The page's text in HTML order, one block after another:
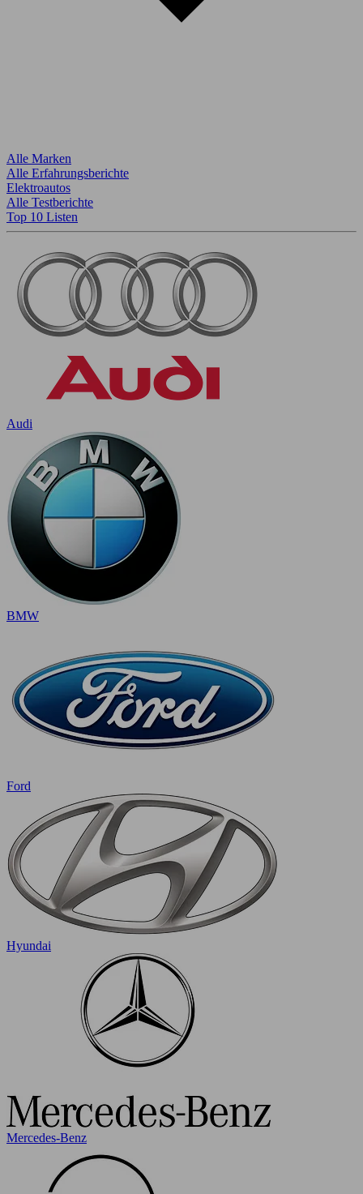
Alle Marken
Alle Erfahrungsberichte
Elektroautos
Alle Testberichte
Top 10 Listen
Audi
BMW
Ford
Hyundai
Mercedes-Benz